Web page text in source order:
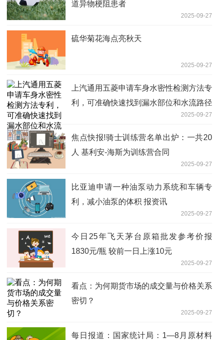
道异物梗阻患者
2025-09-27
硫华菊花海点亮秋天
2025-09-27
上汽通用五菱申请车身水密性检测方法专
利，可准确快速找到漏水部位和水流路径
2025-09-27
焦点快报!骑士训练营名单出炉：一共20
人 基利安-海斯为训练营合同
2025-09-27
比亚迪申请一种油泵动力系统和车辆专
利，减小油泵的体积 报资讯
2025-09-27
今日25年飞天茅台原箱批发参考价报
1830元/瓶 较前一日上涨10元
2025-09-27
看点：为何期货市场的成交量与价格关系
密切？
2025-09-27
每日报道：国家统计局：1—8月原材料